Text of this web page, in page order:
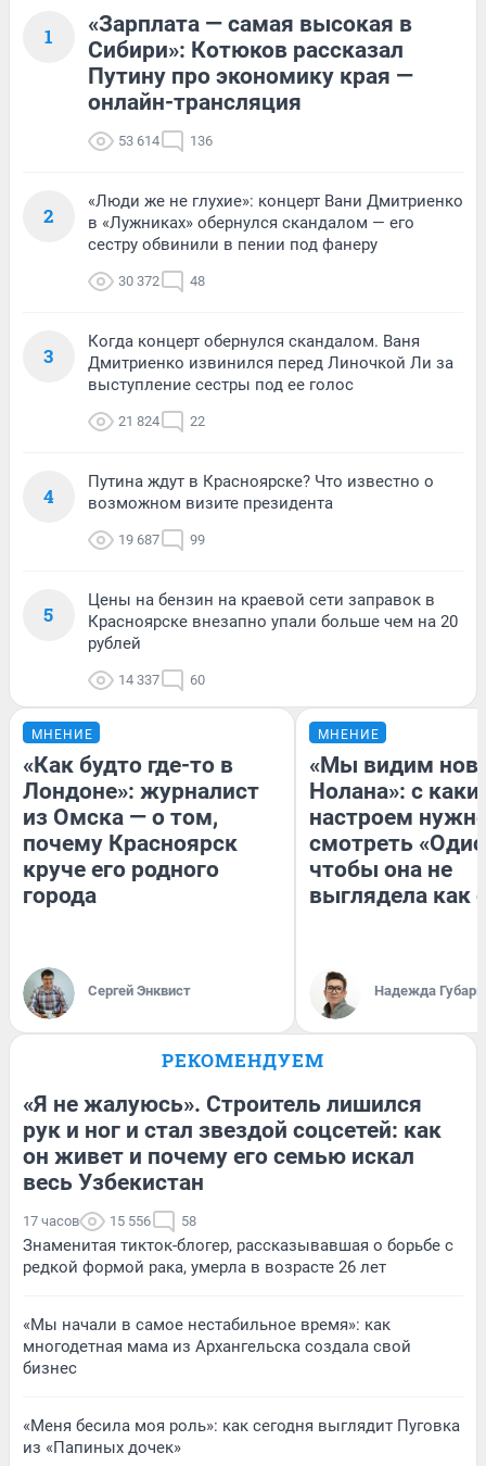
1
«Зарплата — самая высокая в
Сибири»: Котюков рассказал
Путину про экономику края —
онлайн-трансляция
53 614 136
2
«Люди же не глухие»: концерт Вани Дмитриенко
в «Лужниках» обернулся скандалом — его
сестру обвинили в пении под фанеру
30 372 48
3
Когда концерт обернулся скандалом. Ваня
Дмитриенко извинился перед Линочкой Ли за
выступление сестры под ее голос
21 824 22
4
Путина ждут в Красноярске? Что известно о
возможном визите президента
19 687 99
5
Цены на бензин на краевой сети заправок в
Красноярске внезапно упали больше чем на 20
рублей
14 337 60
МНЕНИЕ
«Как будто где-то в
Лондоне»: журналист
из Омска — о том,
почему Красноярск
круче его родного
города
Сергей Энквист
МНЕНИЕ
«Мы видим
Нолана»: с
настроем
смотреть
чтобы она не
выглядела как
Надежда Губарь
РЕКОМЕНДУЕМ
«Я не жалуюсь». Строитель лишился
рук и ног и стал звездой соцсетей: как
он живет и почему его семью искал
весь Узбекистан
17 часов 15 556 58
Знаменитая тикток-блогер, рассказывавшая о борьбе с
редкой формой рака, умерла в возрасте 26 лет
«Мы начали в самое нестабильное время»: как
многодетная мама из Архангельска создала свой
бизнес
«Меня бесила моя роль»: как сегодня выглядит Пуговка
из «Папиных дочек»